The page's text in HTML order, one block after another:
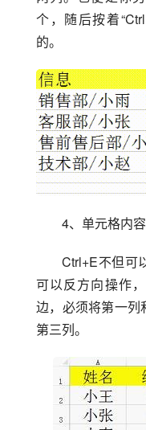
个，随后按着
的。
4、单元格内
Ctrl+E不但可
可以反方向操作
边，必须将第一列
第三列。